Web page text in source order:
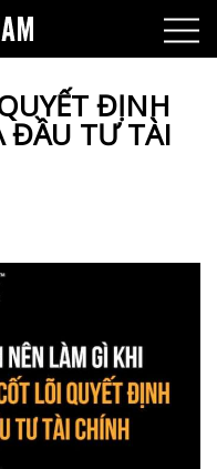
ĐỊNH
ĐẦU TƯ TÀI